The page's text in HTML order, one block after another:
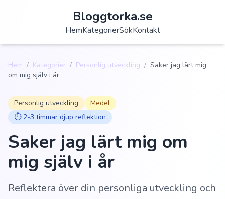
Bloggtorka.se
HemKategorierSökKontakt
Hem / Kategorier / Personlig utveckling / Saker jag lärt mig
om mig själv i år
Personlig utveckling
Medel
⏱️ 2-3 timmar djup reflektion
Saker jag lärt mig om
mig själv i år
Reflektera över din personliga utveckling och